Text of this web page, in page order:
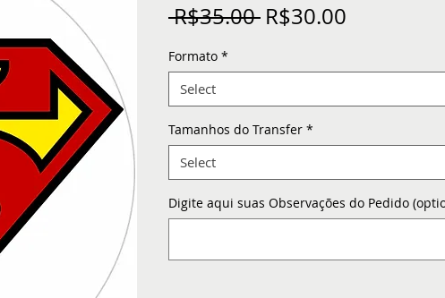
R$35.00 Regular
R$30.00
Formato *
Select
Tamanhos do Transfer *
Select
Digite aqui suas Observações do Pedido